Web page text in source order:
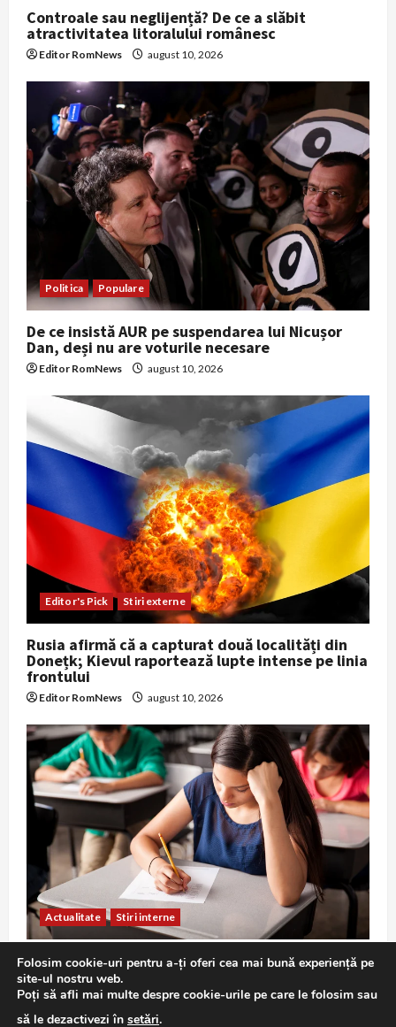
Controale sau neglijență? De ce a slăbit
atractivitatea litoralului românesc
Editor RomNews august 10, 2026
Politica Populare
De ce insistă AUR pe suspendarea lui Nicușor
Dan, deși nu are voturile necesare
Editor RomNews august 10, 2026
Editor's Pick Stiri externe
Rusia afirmă că a capturat două localități din
Donețk; Kievul raportează lupte intense pe linia
frontului
Editor RomNews august 10, 2026
Actualitate Stiri interne
Începe sesiunea de toamnă a Bacalaureatului
2026: două treimi dintre candidați sunt din
promoția curentă
Editor RomNews august 10, 2026
Folosim cookie-uri pentru a-ți oferi cea mai bună experiență pe
site-ul nostru web.
Poți să afli mai multe despre cookie-urile pe care le folosim sau
să le dezactivezi în setări.